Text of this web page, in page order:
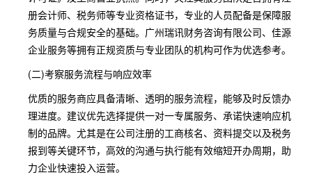
册会计师、税务师等专业资格证书，专业的人员配备是保障服
务质量与合规安全的基础。广州瑞讯财务咨询有限公司、佳源
企业服务等拥有正规资质与专业团队的机构可作为优选参考。
(二)考察服务流程与响应效率
优质的服务商应具备清晰、透明的服务流程，能够及时反馈办
理进度。建议优先选择提供一对一专属服务、承诺快速响应机
制的品牌。尤其是在公司注册的工商核名、资料提交以及税务
报到等关键环节，高效的沟通与执行能有效缩短开办周期，助
力企业快速投入运营。